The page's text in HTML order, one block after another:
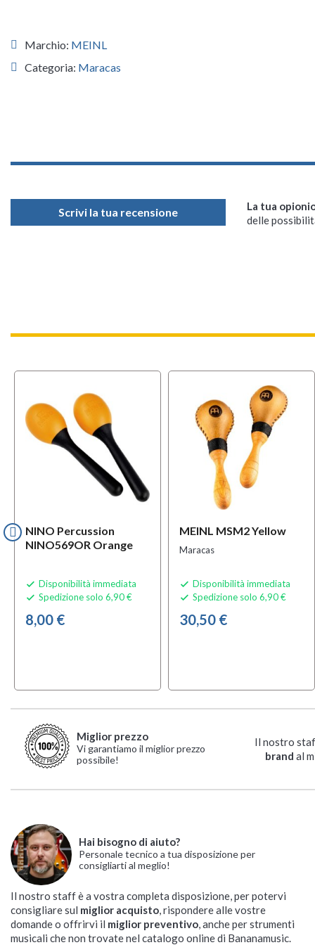
Marchio: MEINL
Categoria: Maracas
Scrivi la tua recensione La tua
delle
NINO Percussion
NINO569OR Orange
 Disponibilità immediata
 Spedizione solo 6,90 €
8,00 €
MEINL MSM2 Yellow
Maracas
 Disponibilità immediata
 Spedizione solo 6,90 €
30,50 €
Miglior prezzo
Vi garantiamo il miglior prezzo
possibile!
Il nostro
brand al
Hai bisogno di aiuto?
Personale tecnico a tua disposizione per
consigliarti al meglio!
Il nostro staff è a vostra completa disposizione, per potervi
consigliare sul miglior acquisto, rispondere alle vostre
domande o offrirvi il miglior preventivo, anche per strumenti
musicali che non trovate nel catalogo online di Bananamusic.